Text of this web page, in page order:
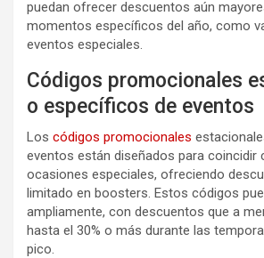
puedan ofrecer descuentos aún
momentos específicos del año, como
eventos especiales.
Códigos promocionales
o específicos de eventos
Los códigos promocionales
eventos están diseñados para coincidir
ocasiones especiales, ofreciendo
limitado en boosters. Estos códigos
ampliamente, con descuentos que a
hasta el 30% o más durante las
pico.